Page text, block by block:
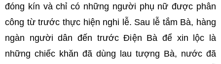
đóng kín và chỉ có những người phụ nữ được phân
công từ trước thực hiện nghi lễ. Sau lễ tắm Bà, hàng
ngàn người dân đến trước Điện Bà để xin lộc là
những chiếc khăn đã dùng lau tượng Bà, nước đã